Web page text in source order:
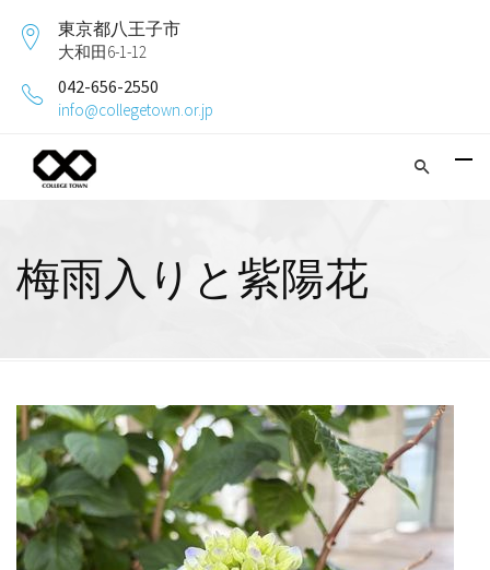
東京都八王子市
大和田6-1-12
042-656-2550
info@collegetown.or.jp
梅雨入りと紫陽花